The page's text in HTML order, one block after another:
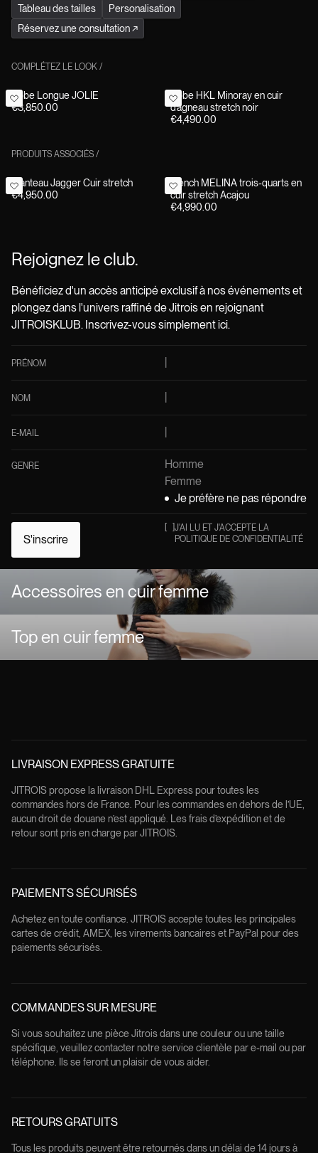
Tableau des tailles
Personalisation
Réservez une consultation↗
COMPLÉTEZ LE LOOK /
Robe Longue JOLIE
€3,850.00
Robe HKL Minoray en cuir
d'agneau stretch noir
€4,490.00
PRODUITS ASSOCIÉS /
Manteau Jagger Cuir stretch
€4,950.00
Trench MELINA trois-quarts en
cuir stretch Acajou
€4,990.00
Rejoignez le club.
Bénéficiez d'un accès anticipé exclusif à nos événements et
plongez dans l'univers raffiné de Jitrois en rejoignant
JITROISKLUB. Inscrivez-vous simplement ici.
PRÉNOM
NOM
E-MAIL
GENRE
Homme
Femme
Je préfère ne pas répondre
S'inscrire
J'AI LU ET J'ACCEPTE LA
POLITIQUE DE CONFIDENTIALITÉ
Accessoires en cuir femme
Top en cuir femme
LIVRAISON EXPRESS GRATUITE
JITROIS propose la livraison DHL Express pour toutes les
commandes hors de France. Pour les commandes en dehors de l’UE,
aucun droit de douane n’est appliqué. Les frais d’expédition et de
retour sont pris en charge par JITROIS.
PAIEMENTS SÉCURISÉS
Achetez en toute confiance. JITROIS accepte toutes les principales
cartes de crédit, AMEX, les virements bancaires et PayPal pour des
paiements sécurisés.
COMMANDES SUR MESURE
Si vous souhaitez une pièce Jitrois dans une couleur ou une taille
spécifique, veuillez contacter notre service clientèle par e-mail ou par
téléphone. Ils se feront un plaisir de vous aider.
RETOURS GRATUITS
Tous les produits peuvent être retournés dans un délai de 14 jours à